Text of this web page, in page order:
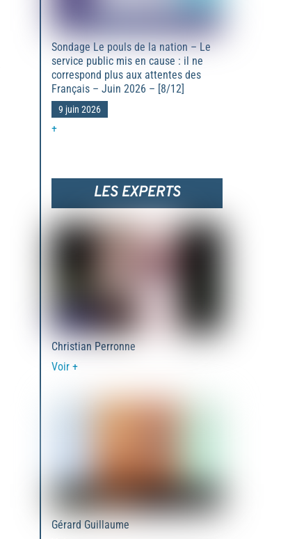
Sondage Le pouls de la nation – Le
service public mis en cause : il ne
correspond plus aux attentes des
Français – Juin 2026 – [8/12]
9 juin 2026
+
LES EXPERTS
Christian Perronne
Voir +
Gérard Guillaume